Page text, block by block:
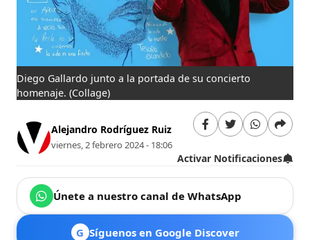
Diego Gallardo junto a la portada de su concierto
homenaje.(Collage)
Alejandro Rodríguez Ruiz
viernes, 2 febrero 2024 - 18:06
Activar Notificaciones
Únete a nuestro canal de WhatsApp
G Síguenos en Google Discover